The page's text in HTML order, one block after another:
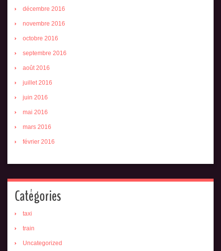
décembre 2016
novembre 2016
octobre 2016
septembre 2016
août 2016
juillet 2016
juin 2016
mai 2016
mars 2016
février 2016
Catégories
taxi
train
Uncategorized